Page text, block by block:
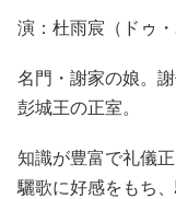
演：杜雨宸（ドゥ・
名門・謝家の娘。
彭城王の正室。
知識が豊富で礼儀
驪歌に好感をもち